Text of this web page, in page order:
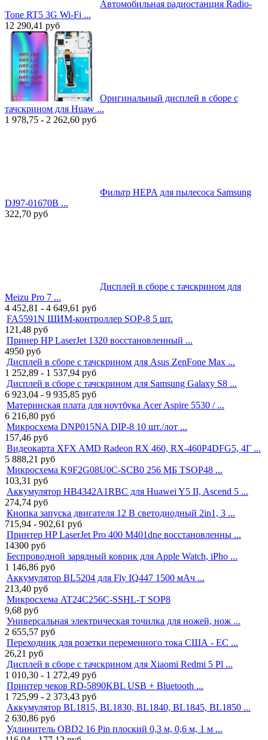
Автомобильная радиостанция Radio-
Tone RT5 3G Wi-Fi ...
12 290,41 руб
Оригинальный дисплей в сборе с
тачскрином для Huaw ...
1 978,75 - 2 262,60 руб
Фильтр HEPA для пылесоса Samsung
DJ97-01670B ...
322,70 руб
Дисплей в сборе с тачскрином для
Meizu Pro 7 ...
4 452,81 - 4 649,61 руб
FA5591N ШИМ-контроллер SOP-8 5 шт.
121,48 руб
Принер HP LaserJet 1320 восстановленный ...
4950 руб
Дисплей в сборе с тачскрином для Asus ZenFone Max ...
1 252,89 - 1 537,94 руб
Дисплей в сборе с тачскрином для Samsung Galaxy S8 ...
6 923,04 - 9 935,85 руб
Материнская плата для ноутбука Acer Aspire 5530 / ...
6 216,80 руб
Микросхема DNP015NA DIP-8 10 шт./лот ...
157,46 руб
Видеокарта XFX AMD Radeon RX 460, RX-460P4DFG5, 4Г ...
5 888,21 руб
Микросхема K9F2G08U0C-SCB0 256 МБ TSOP48 ...
103,31 руб
Аккумулятор HB4342A1RBC для Huawei Y5 II, Ascend 5 ...
274,74 руб
Кнопка запуска двигателя 12 В светодиодный 2in1, 3 ...
715,94 - 902,61 руб
Принтер HP LaserJet Pro 400 M401dne восстановленны ...
14300 руб
Беспроводной зарядный коврик для Apple Watch, iPho ...
1 146,86 руб
Аккумулятор BL5204 для Fly IQ447 1500 мАч ...
213,40 руб
Микросхема AT24C256C-SSHL-T SOP8
9,68 руб
Универсальная электрическая точилка для ножей, нож ...
2 655,57 руб
Переходник для розетки переменного тока США - ЕС ...
26,21 руб
Дисплей в сборе с тачскрином для Xiaomi Redmi 5 Pl ...
1 010,30 - 1 272,49 руб
Принтер чеков RD-5890KBL USB + Bluetooth ...
1 725,99 - 2 373,43 руб
Аккумулятор BL1815, BL1830, BL1840, BL1845, BL1850 ...
2 630,86 руб
Удлинитель OBD2 16 Pin плоский 0,3 м, 0,6 м, 1 м ...